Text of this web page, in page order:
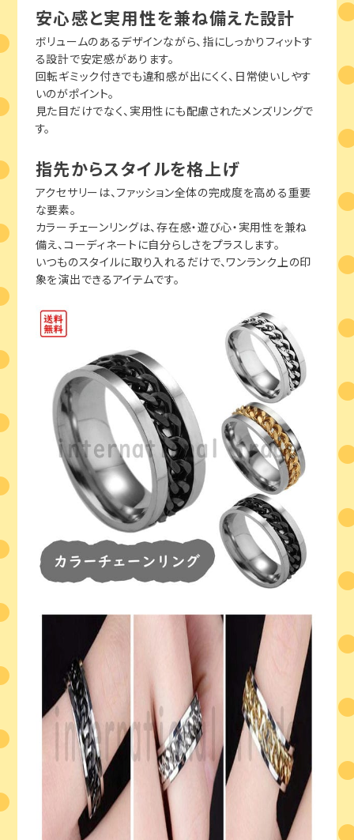
安心感と実用性を兼ね備えた設計
ボリュームのあるデザインながら、指にしっかりフィットす
る設計で安定感があります。
回転ギミック付きでも違和感が出にくく、日常使いしやす
いのがポイント。
見た目だけでなく、実用性にも配慮されたメンズリングで
す。
指先からスタイルを格上げ
アクセサリーは、ファッション全体の完成度を高める重要
な要素。
カラーチェーンリングは、存在感・遊び心・実用性を兼ね
備え、コーディネートに自分らしさをプラスします。
いつものスタイルに取り入れるだけで、ワンランク上の印
象を演出できるアイテムです。